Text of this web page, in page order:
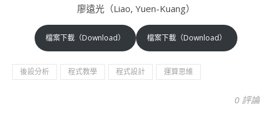
廖遠光（Liao, Yuen-Kuang）
檔案下載（Download） 檔案下載（Download）
後設分析 程式教學 程式設計 運算思維
0 評論